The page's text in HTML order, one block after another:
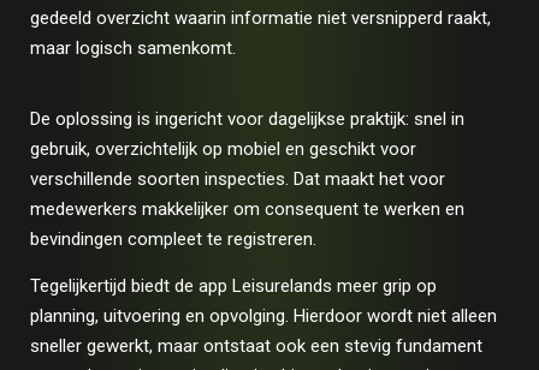
gedeeld overzicht waarin informatie niet versnipperd raakt,
maar logisch samenkomt.
De oplossing is ingericht voor dagelijkse praktijk: snel in
gebruik, overzichtelijk op mobiel en geschikt voor
verschillende soorten inspecties. Dat maakt het voor
medewerkers makkelijker om consequent te werken en
bevindingen compleet te registreren.
Tegelijkertijd biedt de app Leisurelands meer grip op
planning, uitvoering en opvolging. Hierdoor wordt niet alleen
sneller gewerkt, maar ontstaat ook een stevig fundament